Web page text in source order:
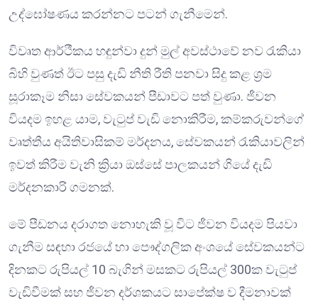
උද්ඝෝෂණය කරන්නට පටන් ගැනීමෙන්.
විවෘත ආර්ථීකය හඳුන්වා දුන් මුල් අවස්ථාවේ නව රැකියා
බිහි වුණත් ඊට පසු දැඩි නීති රීති පනවා සිදු කළ ශ්‍රම
සූරාකෑම නිසා සේවකයන් පීඩාවට පත් වුණා. ජීවන
වියදම ඉහළ යාම, වැටුප් වැඩි නොකිරීම, කම්කරුවන්ගේ
වෘත්තීය අයිතිවාසිකම් මර්දනය, සේවකයන් රැකියාවලින්
ඉවත් කිරීම වැනි ක්‍රියා ඔස්සේ පාලකයන් ගියේ දැඩි
මර්දනකාරි ගමනක්.
මේ පීඩනය දරාගත නොහැකි වූ විට ජීවන වියදම පියවා
ගැනීම සඳහා රජයේ හා පෞද්ගලික අංශයේ සේවකයන්ට
දිනකට රුපියල් 10 බැගින් මසකට රුපියල් 300ක වැටුප්
වැඩිවීමක් සහ ජීවන දර්ශකයට සාපේක්ෂ ව දීමනාවක්